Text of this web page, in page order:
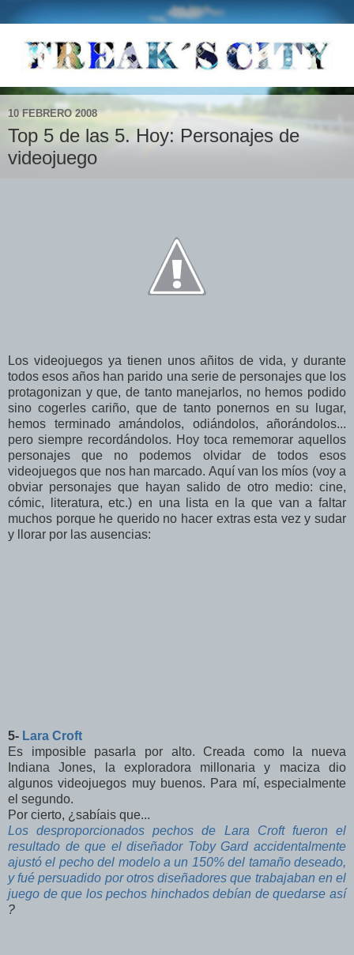
10 FEBRERO 2008
Top 5 de las 5. Hoy: Personajes de
videojuego
Los videojuegos ya tienen unos añitos de vida, y durante
todos esos años han parido una serie de personajes que los
protagonizan y que, de tanto manejarlos, no hemos podido
sino cogerles cariño, que de tanto ponernos en su lugar,
hemos terminado amándolos, odiándolos, añorándolos...
pero siempre recordándolos. Hoy toca rememorar aquellos
personajes que no podemos olvidar de todos esos
videojuegos que nos han marcado. Aquí van los míos (voy a
obviar personajes que hayan salido de otro medio: cine,
cómic, literatura, etc.) en una lista en la que van a faltar
muchos porque he querido no hacer extras esta vez y sudar
y llorar por las ausencias:
5- Lara Croft
Es imposible pasarla por alto. Creada como la nueva
Indiana Jones, la exploradora millonaria y maciza dio
algunos videojuegos muy buenos. Para mí, especialmente
el segundo.
Por cierto, ¿sabíais que...
Los desproporcionados pechos de Lara Croft fueron el
resultado de que el diseñador Toby Gard accidentalmente
ajustó el pecho del modelo a un 150% del tamaño deseado,
y fué persuadido por otros diseñadores que trabajaban en el
juego de que los pechos hinchados debían de quedarse así
?